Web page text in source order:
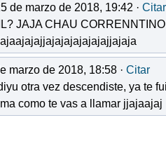
de marzo de 2018, 19:42 · Citar
JAJA CHAU
marzo de 2018, 18:58 · Citar
otra vez descendiste, ya te
como te vas a llamar jjajaajaj